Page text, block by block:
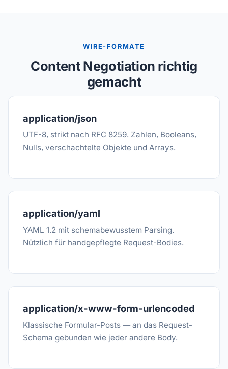
WIRE-FORMATE
Content Negotiation richtig
gemacht
application/json
UTF-8, strikt nach RFC 8259. Zahlen, Booleans,
Nulls, verschachtelte Objekte und Arrays.
application/yaml
YAML 1.2 mit schemabewusstem Parsing.
Nützlich für handgepflegte Request-Bodies.
application/x-www-form-urlencoded
Klassische Formular-Posts — an das Request-
Schema gebunden wie jeder andere Body.